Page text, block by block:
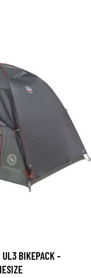
UL3 BIKEPACK -